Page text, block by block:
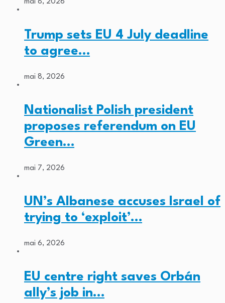
mai 8, 2026
Trump sets EU 4 July deadline
to agree…
mai 8, 2026
Nationalist Polish president
proposes referendum on EU
Green…
mai 7, 2026
UN’s Albanese accuses Israel of
trying to ‘exploit’…
mai 6, 2026
EU centre right saves Orbán
ally’s job in…